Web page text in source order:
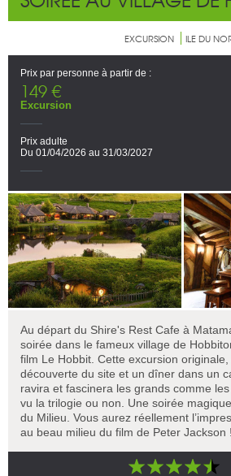
EXCURSION ILE DU
Prix par personne à partir de :
149 €
Excursion
Prix adulte
Du 01/04/2026 au 31/03/2027
Au départ du Shire's Rest Cafe à
soirée dans le fameux village de
film Le Hobbit. Cette excursion
découverte du site et un dîner dans un
ravira et fascinera les grands comme
vu la trilogie ou non. Une soirée
du Milieu. Vous aurez réellement
au beau milieu du film de Peter Jackson !